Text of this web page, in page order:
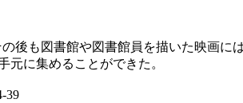
後も図書館や図書館員を描いた映画
に集めることができた。
39